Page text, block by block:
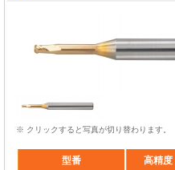
※ クリックすると写真が切り替わります。
型番 高精度